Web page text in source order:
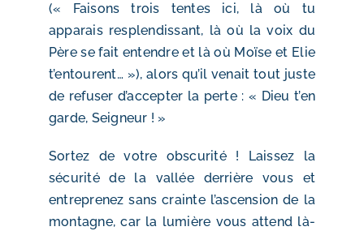
(« Faisons trois tentes ici, là où tu
apparais resplendissant, là où la voix du
Père se fait entendre et là où Moïse et Elie
t’entourent… »), alors qu’il venait tout juste
de refuser d’accepter la perte : « Dieu t’en
garde, Seigneur ! »
Sortez de votre obscurité ! Laissez la
sécurité de la vallée derrière vous et
entreprenez sans crainte l’ascension de la
montagne, car la lumière vous attend là-